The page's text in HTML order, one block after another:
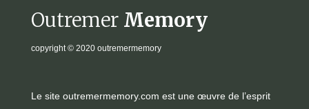
Outremer Memory
copyright© 2020 outremermemory
Le site outremermemory.com est une œuvre de l’esprit